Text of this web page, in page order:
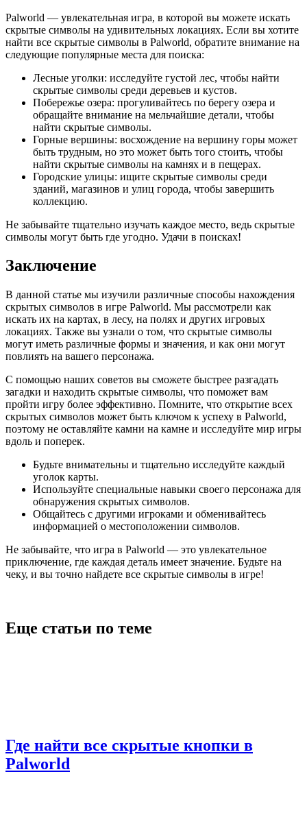
Palworld — увлекательная игра, в которой вы можете искать
скрытые символы на удивительных локациях. Если вы хотите
найти все скрытые символы в Palworld, обратите внимание на
следующие популярные места для поиска:
Лесные уголки: исследуйте густой лес, чтобы найти
скрытые символы среди деревьев и кустов.
Побережье озера: прогуливайтесь по берегу озера и
обращайте внимание на мельчайшие детали, чтобы
найти скрытые символы.
Горные вершины: восхождение на вершину горы может
быть трудным, но это может быть того стоить, чтобы
найти скрытые символы на камнях и в пещерах.
Городские улицы: ищите скрытые символы среди
зданий, магазинов и улиц города, чтобы завершить
коллекцию.
Не забывайте тщательно изучать каждое место, ведь скрытые
символы могут быть где угодно. Удачи в поисках!
Заключение
В данной статье мы изучили различные способы нахождения
скрытых символов в игре Palworld. Мы рассмотрели как
искать их на картах, в лесу, на полях и других игровых
локациях. Также вы узнали о том, что скрытые символы
могут иметь различные формы и значения, и как они могут
повлиять на вашего персонажа.
С помощью наших советов вы сможете быстрее разгадать
загадки и находить скрытые символы, что поможет вам
пройти игру более эффективно. Помните, что открытие всех
скрытых символов может быть ключом к успеху в Palworld,
поэтому не оставляйте камни на камне и исследуйте мир игры
вдоль и поперек.
Будьте внимательны и тщательно исследуйте каждый
уголок карты.
Используйте специальные навыки своего персонажа для
обнаружения скрытых символов.
Общайтесь с другими игроками и обменивайтесь
информацией о местоположении символов.
Не забывайте, что игра в Palworld — это увлекательное
приключение, где каждая деталь имеет значение. Будьте на
чеку, и вы точно найдете все скрытые символы в игре!
Еще статьи по теме
Где найти все скрытые кнопки в
Palworld